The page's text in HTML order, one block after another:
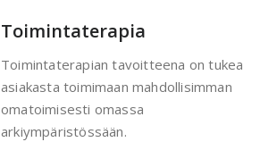
Toimintaterapia
Toimintaterapian tavoitteena on tukea
asiakasta toimimaan mahdollisimman
omatoimisesti omassa
arkiympäristössään.